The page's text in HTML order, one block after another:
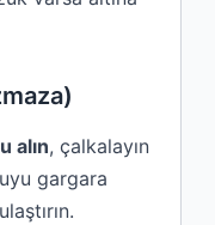
alın, çalkalayın
gargara